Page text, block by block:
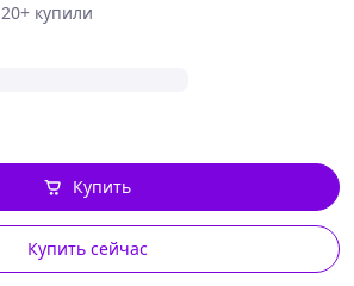
20+ купили
Купить сейчас
Купить